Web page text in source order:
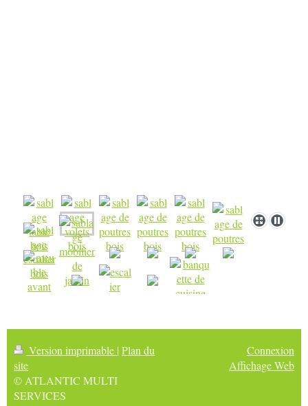
Version imprimable | Plan du
site
© ATLANTIC MULTI
SERVICES
Connexion
Affichage Web